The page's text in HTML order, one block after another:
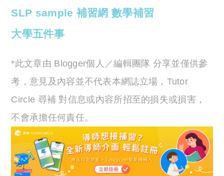
SLP sample 補習網 數學補習
大學五件事
*此文章由 Blogger個人／編輯團隊 分享並僅供參
考，意見及內容並不代表本網誌立場，Tutor
Circle 尋補 對信息或內容所招至的損失或損害，
不會承擔任何責任。